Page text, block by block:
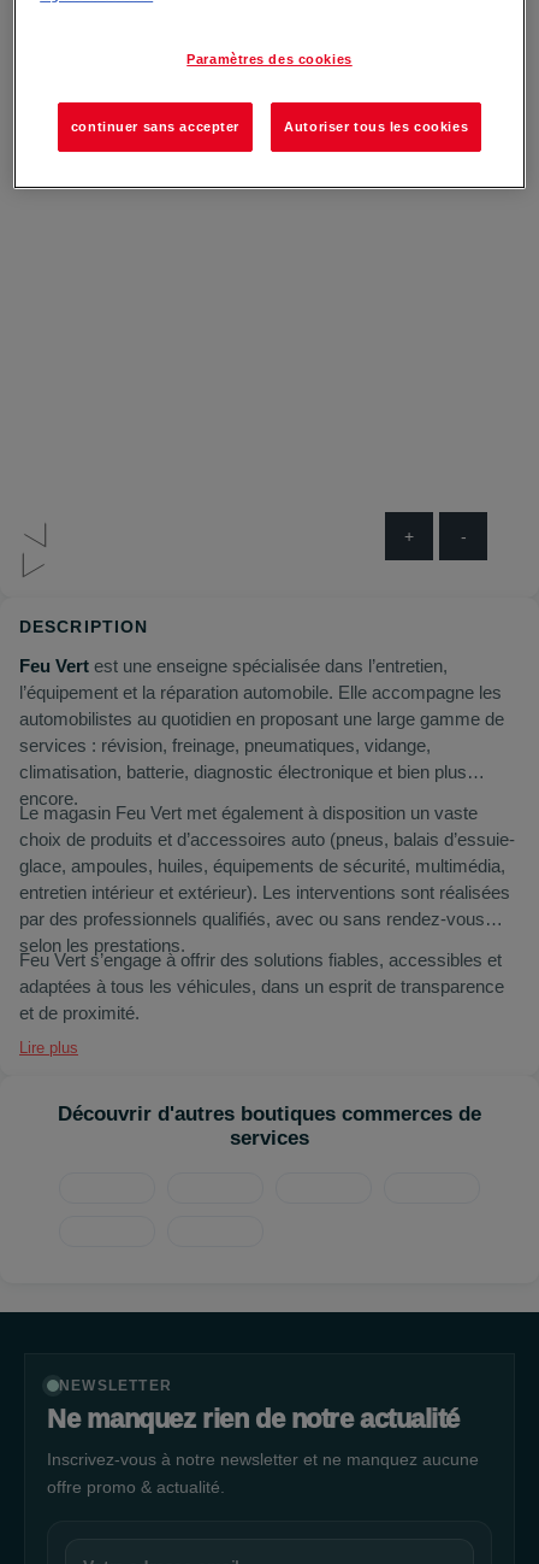
+ -
DESCRIPTION
Feu Vert est une enseigne spécialisée dans l’entretien,
l’équipement et la réparation automobile. Elle accompagne les
automobilistes au quotidien en proposant une large gamme de
services : révision, freinage, pneumatiques, vidange,
climatisation, batterie, diagnostic électronique et bien plus
encore.
Le magasin Feu Vert met également à disposition un vaste
choix de produits et d’accessoires auto (pneus, balais d’essuie-
glace, ampoules, huiles, équipements de sécurité, multimédia,
entretien intérieur et extérieur). Les interventions sont réalisées
par des professionnels qualifiés, avec ou sans rendez-vous
selon les prestations.
Feu Vert s’engage à offrir des solutions fiables, accessibles et
adaptées à tous les véhicules, dans un esprit de transparence
et de proximité.
Lire plus
Découvrir d'autres boutiques commerces de
services
NEWSLETTER
Ne manquez rien de notre actualité
Inscrivez-vous à notre newsletter et ne manquez aucune
offre promo & actualité.
Paramètres des cookies
continuer sans accepter Autoriser tous les cookies